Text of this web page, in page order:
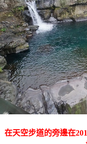
在天空步道的旁邊在